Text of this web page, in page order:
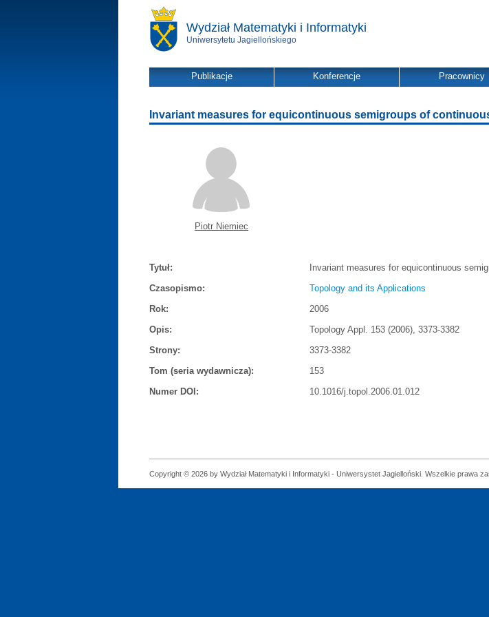
Wydział Matematyki i Informatyki
Uniwersytetu Jagiellońskiego
Publikacje Konferencje Pracownicy
Invariant measures for equicontinuous semigroups of
Piotr Niemiec
Tytuł:
Invariant measures for equicontinuous
Czasopismo:
Topology and its Applications
Rok:
2006
Opis:
Topology Appl. 153 (2006), 3373-3382
Strony:
3373-3382
Tom (seria wydawnicza):
153
Numer DOI:
10.1016/j.topol.2006.01.012
Copyright © 2026 by Wydział Matematyki i Informatyki - Uniwersystet Jagielloński. Wszelkie prawa